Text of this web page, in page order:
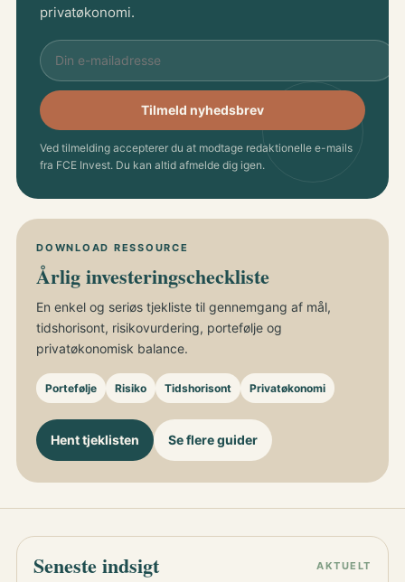
privatøkonomi.
Tilmeld nyhedsbrev
Ved tilmelding accepterer du at modtage redaktionelle e-mails
fra FCE Invest. Du kan altid afmelde dig igen.
DOWNLOAD RESSOURCE
Årlig investeringscheckliste
En enkel og seriøs tjekliste til gennemgang af mål,
tidshorisont, risikovurdering, portefølje og
privatøkonomisk balance.
Portefølje Risiko Tidshorisont Privatøkonomi
Hent tjeklisten Se flere guider
Seneste indsigt AKTUELT